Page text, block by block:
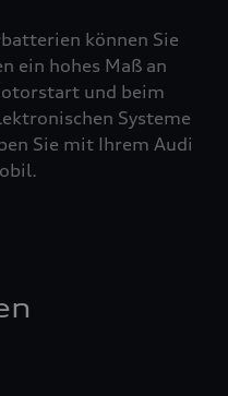
können Sie
ein hohes Maß an
und beim
Systeme
Sie mit Ihrem Audi